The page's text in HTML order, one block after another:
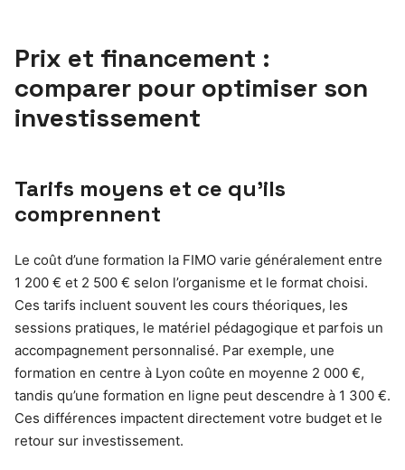
Prix et financement :
comparer pour optimiser son
investissement
Tarifs moyens et ce qu’ils
comprennent
Le coût d’une formation la FIMO varie généralement entre
1 200 € et 2 500 € selon l’organisme et le format choisi.
Ces tarifs incluent souvent les cours théoriques, les
sessions pratiques, le matériel pédagogique et parfois un
accompagnement personnalisé. Par exemple, une
formation en centre à Lyon coûte en moyenne 2 000 €,
tandis qu’une formation en ligne peut descendre à 1 300 €.
Ces différences impactent directement votre budget et le
retour sur investissement.